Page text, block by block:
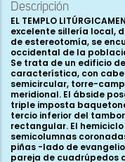
Descripción
EL TEMPLO
excelente sillería local,
de estereotomía, se
occidental de la
Se trata de un edificio
característica, con
semicircular, torre-
meridional. El ábside
triple imposta
tercio inferior del
rectangular. El
semicolumnas
piñas -lado de
pareja de cuadrúpedos